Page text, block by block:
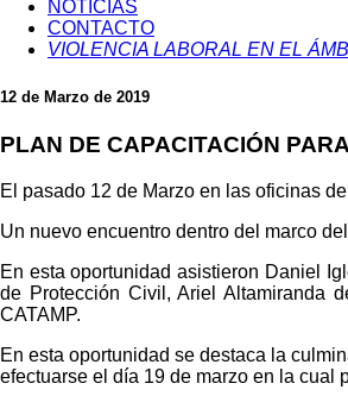
NOTICIAS
CONTACTO
VIOLENCIA LABORAL EN EL
12 de Marzo de 2019
PLAN DE CAPACITACIÓN
El pasado 12 de Marzo en las oficinas
Un nuevo encuentro dentro del marco
En esta oportunidad asistieron Daniel
de Protección Civil, Ariel Altamiranda
CATAMP.
En esta oportunidad se destaca la
efectuarse el día 19 de marzo en la cual